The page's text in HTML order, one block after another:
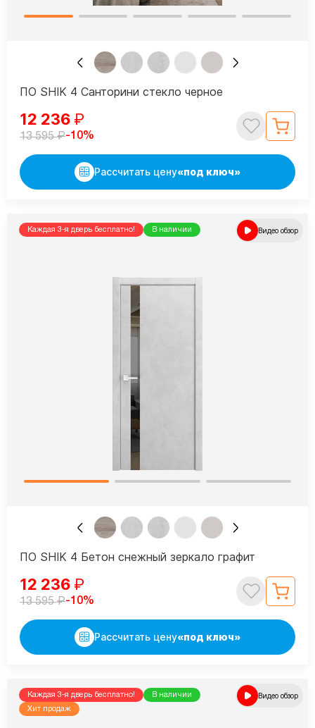
ПО SHIK 4 Санторини стекло черное
12 236 ₽
13 595₽-10%
Рассчитать цену«под ключ»
Каждая 3-я дверь бесплатно! В наличии Видео обзор
ПО SHIK 4 Бетон снежный зеркало графит
12 236 ₽
13 595₽-10%
Рассчитать цену«под ключ»
Каждая 3-я дверь бесплатно!
В наличии
Хит продаж
Видео обзор